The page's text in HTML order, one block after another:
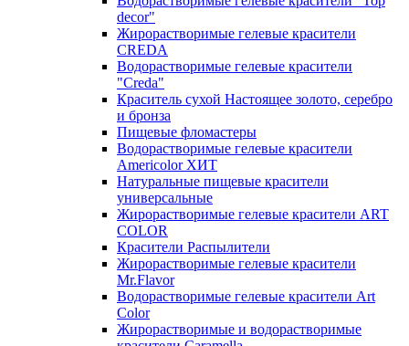
decor"
Жирорастворимые гелевые красители
CREDA
Водорастворимые гелевые красители
"Creda"
Краситель сухой Настоящее золото, серебро
и бронза
Пищевые фломастеры
Водорастворимые гелевые красители
Americolor ХИТ
Натуральные пищевые красители
универсальные
Жирорастворимые гелевые красители ART
COLOR
Красители Распылители
Жирорастворимые гелевые красители
Mr.Flavor
Водорастворимые гелевые красители Art
Color
Жирорастворимые и водорастворимые